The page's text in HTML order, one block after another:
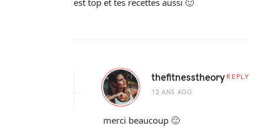
thefitnesstheory
12 ANS AGO
REPLY
merci beaucoup 🙂